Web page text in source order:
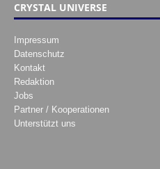
CRYSTAL UNIVERSE
Impressum
Datenschutz
Kontakt
Redaktion
Jobs
Partner / Kooperationen
Unterstützt uns